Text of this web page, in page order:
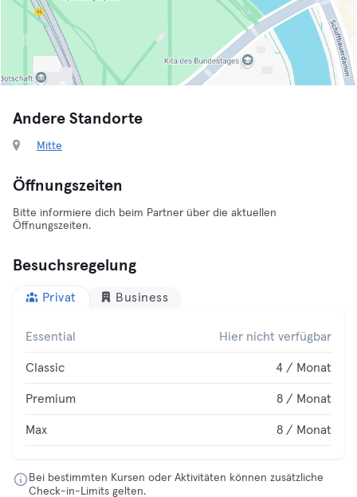
Andere Standorte
Mitte
Öffnungszeiten
Bitte informiere dich beim Partner über die aktuellen
Öffnungszeiten.
Besuchsregelung
Privat Business
Essential Hier nicht verfügbar
Classic 4 / Monat
Premium 8 / Monat
Max 8 / Monat
Bei bestimmten Kursen oder Aktivitäten können zusätzliche
Check-in-Limits gelten.